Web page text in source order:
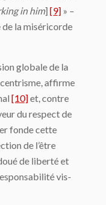
in him] [9] » –
de la miséricorde
globale de la
affirme
[10]et, contre
du respect de
fonde cette
de l’être
de liberté et
vis-